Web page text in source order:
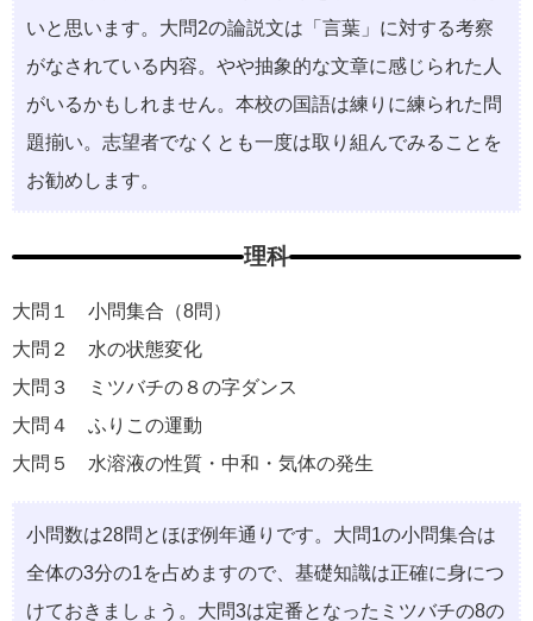
いと思います。大問2の論説文は「言葉」に対する考察
がなされている内容。やや抽象的な文章に感じられた人
がいるかもしれません。本校の国語は練りに練られた問
題揃い。志望者でなくとも一度は取り組んでみることを
お勧めします。
理科
大問１ 小問集合（8問）
大問２ 水の状態変化
大問３ ミツバチの８の字ダンス
大問４ ふりこの運動
大問５ 水溶液の性質・中和・気体の発生
小問数は28問とほぼ例年通りです。大問1の小問集合は
全体の3分の1を占めますので、基礎知識は正確に身につ
けておきましょう。大問3は定番となったミツバチの8の